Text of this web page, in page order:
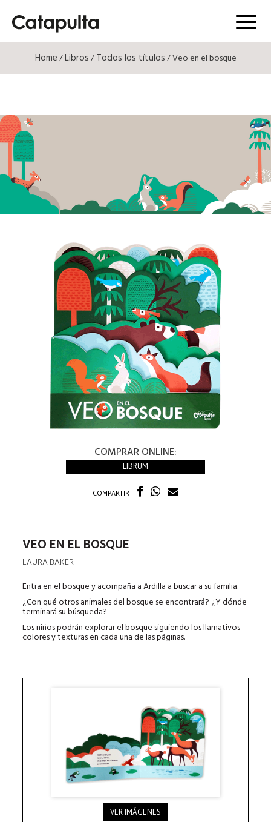
Menú
Home/Libros/Todos los títulos/ Veo en el bosque
COMPRAR ONLINE:
LIBRUM
COMPARTIR
VEO EN EL BOSQUE
LAURA BAKER
Entra en el bosque y acompaña a Ardilla a buscar a su familia.
¿Con qué otros animales del bosque se encontrará? ¿Y dónde
terminará su búsqueda?
Los niños podrán explorar el bosque siguiendo los llamativos
colores y texturas en cada una de las páginas.
VER IMÁGENES